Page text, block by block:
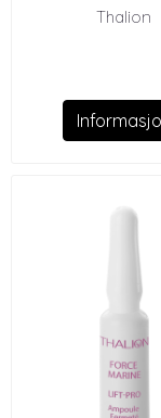
Ampoule
Thalion